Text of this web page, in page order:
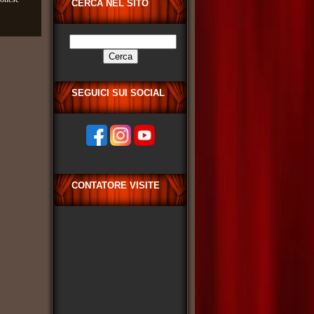
CERCA NEL SITO
per:
SEGUICI SUI SOCIAL
CONTATORE VISITE